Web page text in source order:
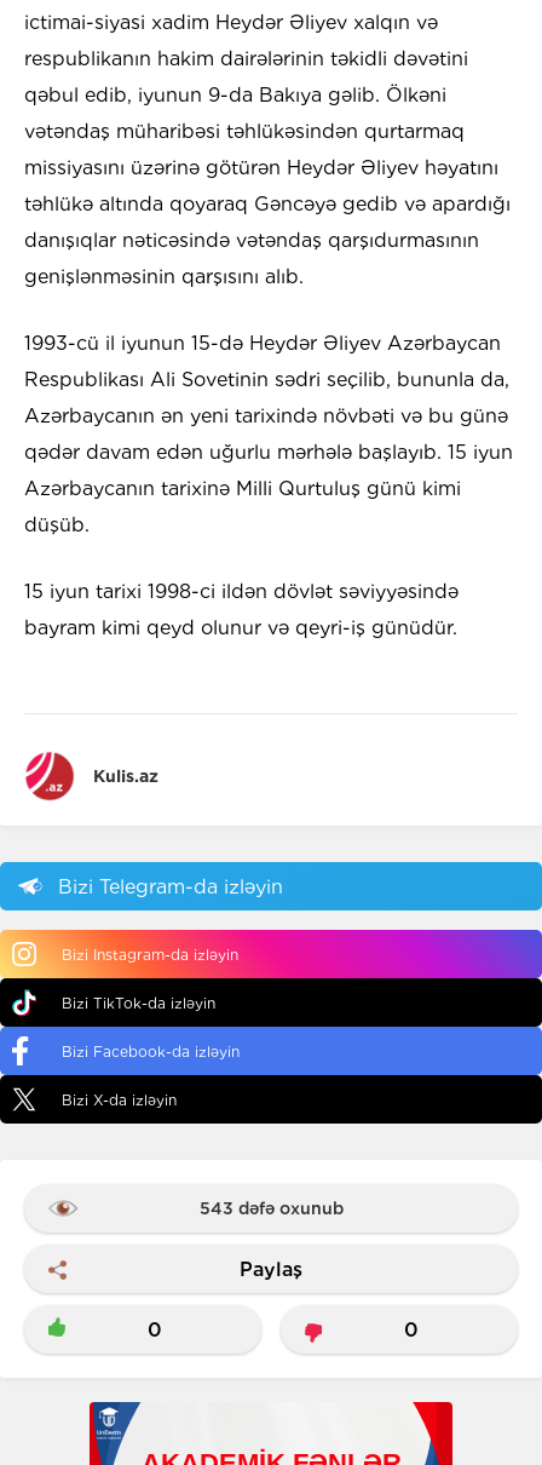
ictimai-siyasi xadim Heydər Əliyev xalqın və
respublikanın hakim dairələrinin təkidli dəvətini
qəbul edib, iyunun 9-da Bakıya gəlib. Ölkəni
vətəndaş müharibəsi təhlükəsindən qurtarmaq
missiyasını üzərinə götürən Heydər Əliyev həyatını
təhlükə altında qoyaraq Gəncəyə gedib və apardığı
danışıqlar nəticəsində vətəndaş qarşıdurmasının
genişlənməsinin qarşısını alıb.
1993-cü il iyunun 15-də Heydər Əliyev Azərbaycan
Respublikası Ali Sovetinin sədri seçilib, bununla da,
Azərbaycanın ən yeni tarixində növbəti və bu günə
qədər davam edən uğurlu mərhələ başlayıb. 15 iyun
Azərbaycanın tarixinə Milli Qurtuluş günü kimi
düşüb.
15 iyun tarixi 1998-ci ildən dövlət səviyyəsində
bayram kimi qeyd olunur və qeyri-iş günüdür.
Kulis.az
Bizi Telegram-da izləyin
Bizi Instagram-da izləyin
Bizi TikTok-da izləyin
Bizi Facebook-da izləyin
Bizi X-da izləyin
543 dəfə oxunub
Paylaş
0 0